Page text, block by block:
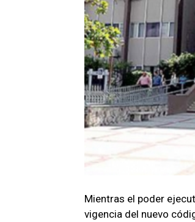
Mientras el poder
vigencia del nuevo